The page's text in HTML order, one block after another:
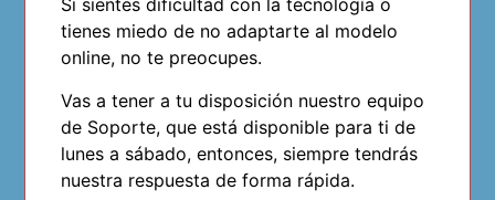
Si sientes dificultad con la tecnología o
tienes miedo de no adaptarte al modelo
online, no te preocupes.
Vas a tener a tu disposición nuestro equipo
de Soporte, que está disponible para ti de
lunes a sábado, entonces, siempre tendrás
nuestra respuesta de forma rápida.